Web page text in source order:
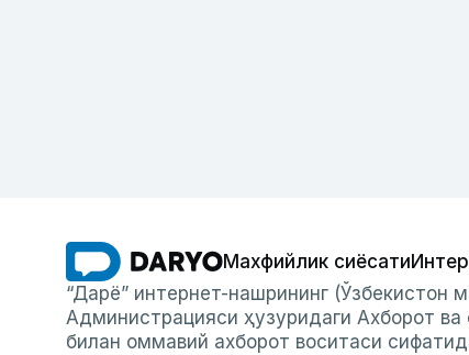
Махфийлик сиёсати
“Дарё” интернет-нашрининг (Ўзбекистон
Администрацияси ҳузуридаги Ахборот
билан оммавий ахборот воситаси